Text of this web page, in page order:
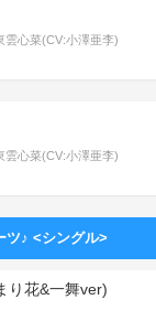
雲心菜(CV:小澤亜李)
雲心菜(CV:小澤亜李)
ツ♪ <シングル>
り花&一舞ver)